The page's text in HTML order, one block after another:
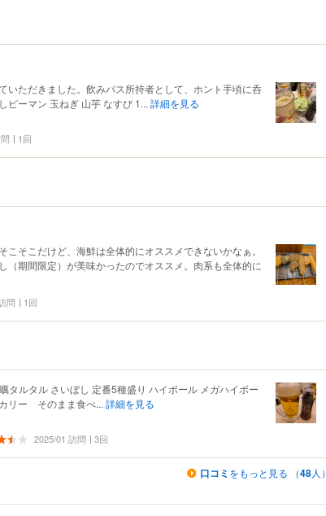
いただきました。飲みパス所持者として、ホント手頃に呑
ピーマン 玉ねぎ 山芋 なすび 1... 詳細を見る
1回
そこだけど、海鮮は全体的にオススメできないかなぁ。
（期間限定）が美味かったのでオススメ。肉系も全体的に
問 1回
タルタル さいぼし 定番5種盛り ハイボール メガハイボー
リー そのまま食べ... 詳細を見る
2025/01 訪問 3回
口コミ をもっと見る （48人）